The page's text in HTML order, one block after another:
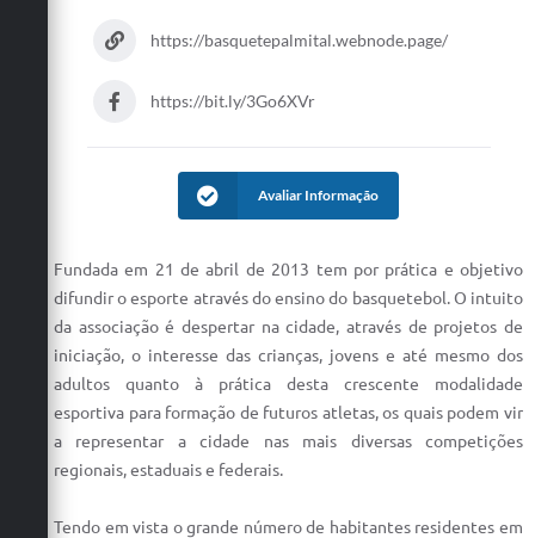
https://basquetepalmital.webnode.page/
https://bit.ly/3Go6XVr
Avaliar Informação
Fundada em 21 de abril de 2013 tem por prática e objetivo
difundir o esporte através do ensino do basquetebol. O intuito
da associação é despertar na cidade, através de projetos de
iniciação, o interesse das crianças, jovens e até mesmo dos
adultos quanto à prática desta crescente modalidade
esportiva para formação de futuros atletas, os quais podem vir
a representar a cidade nas mais diversas competições
regionais, estaduais e federais.
Tendo em vista o grande número de habitantes residentes em